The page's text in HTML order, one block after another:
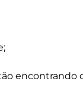
encontrando